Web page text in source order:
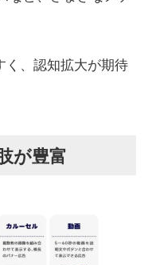
く、認知拡大が期待
が豊富